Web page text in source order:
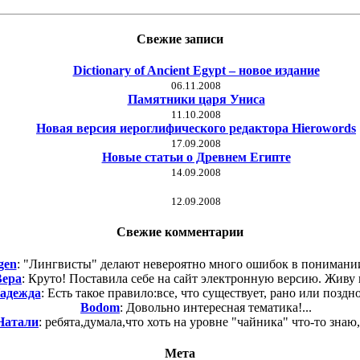
Свежие записи
Dictionary of Ancient Egypt – новое издание
06.11.2008
Памятники царя Униса
11.10.2008
Новая версия иероглифического редактора Hierowords
17.09.2008
Новые статьи о Древнем Египте
14.09.2008
12.09.2008
Свежие комментарии
: "Лингвисты" делают невероятно много ошибок в
: Круто! Поставила себе на сайт электронную версию. Живу
: Есть такое правило:все, что существует, рано или
Bodom: Довольно интересная тематика!...
: ребята,думала,что хоть на уровне "чайника" что-то
Мета